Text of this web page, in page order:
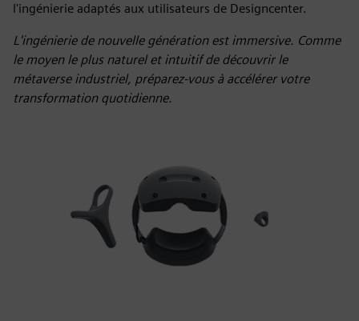
l'ingénierie adaptés aux utilisateurs de Designcenter.
L'ingénierie de nouvelle génération est immersive. Comme
le moyen le plus naturel et intuitif de découvrir le
métaverse industriel, préparez-vous à accélérer votre
transformation quotidienne.